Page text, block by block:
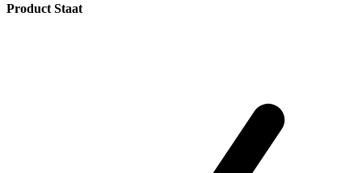
Product Staat